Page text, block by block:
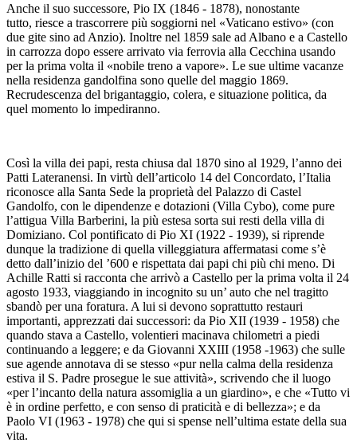
Anche il suo successore, Pio IX (1846 - 1878), nonostante
tutto, riesce a trascorrere più soggiorni nel «Vaticano estivo» (con
due gite sino ad Anzio). Inoltre nel 1859 sale ad Albano e a Castello
in carrozza dopo essere arrivato via ferrovia alla Cecchina usando
per la prima volta il «nobile treno a vapore». Le sue ultime vacanze
nella residenza gandolfina sono quelle del maggio 1869.
Recrudescenza del brigantaggio, colera, e situazione politica, da
quel momento lo impediranno.
Così la villa dei papi, resta chiusa dal 1870 sino al 1929, l’anno dei
Patti Lateranensi. In virtù dell’articolo 14 del Concordato, l’Italia
riconosce alla Santa Sede la proprietà del Palazzo di Castel
Gandolfo, con le dipendenze e dotazioni (Villa Cybo), come pure
l’attigua Villa Barberini, la più estesa sorta sui resti della villa di
Domiziano. Col pontificato di Pio XI (1922 - 1939), si riprende
dunque la tradizione di quella villeggiatura affermatasi come s’è
detto dall’inizio del ’600 e rispettata dai papi chi più chi meno. Di
Achille Ratti si racconta che arrivò a Castello per la prima volta il 24
agosto 1933, viaggiando in incognito su un’ auto che nel tragitto
sbandò per una foratura. A lui si devono soprattutto restauri
importanti, apprezzati dai successori: da Pio XII (1939 - 1958) che
quando stava a Castello, volentieri macinava chilometri a piedi
continuando a leggere; e da Giovanni XXIII (1958 -1963) che sulle
sue agende annotava di se stesso «pur nella calma della residenza
estiva il S. Padre prosegue le sue attività», scrivendo che il luogo
«per l’incanto della natura assomiglia a un giardino», e che «Tutto vi
è in ordine perfetto, e con senso di praticità e di bellezza»; e da
Paolo VI (1963 - 1978) che qui si spense nell’ultima estate della sua
vita.